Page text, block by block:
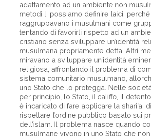
adattamento ad un ambiente non
metodi li possiamo definire laici, perché
raggruppavano i musulmani come
tentando di favorirli rispetto ad un
cristiano senza sviluppare un’identità
musulmana propriamente detta. Altri
miravano a sviluppare un’identità
religiosa, affrontando il problema di
sistema comunitario musulmano,
uno Stato che lo protegga. Nelle
per principio, lo Stato, il califfo, il
è incaricato di fare applicare la shari’a,
rispettare l’ordine pubblico basato sui
dell’islam. Il problema nasce quando
musulmane vivono in uno Stato che